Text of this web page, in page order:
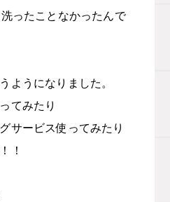
ったことなかったんで
ようになりました。
てみたり
サービス使ってみたり
！